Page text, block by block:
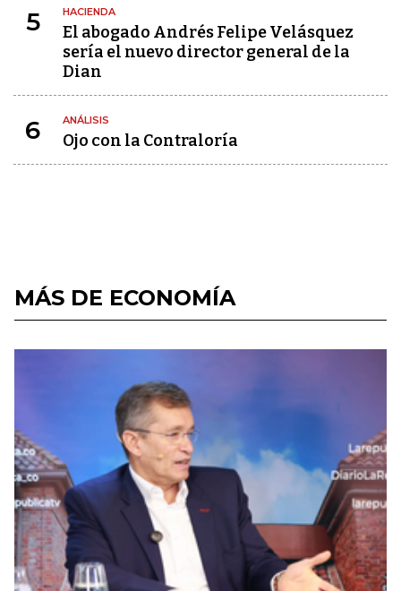
5 HACIENDA
El abogado Andrés Felipe Velásquez
sería el nuevo director general de la
Dian
6 ANÁLISIS
Ojo con la Contraloría
MÁS DE ECONOMÍA